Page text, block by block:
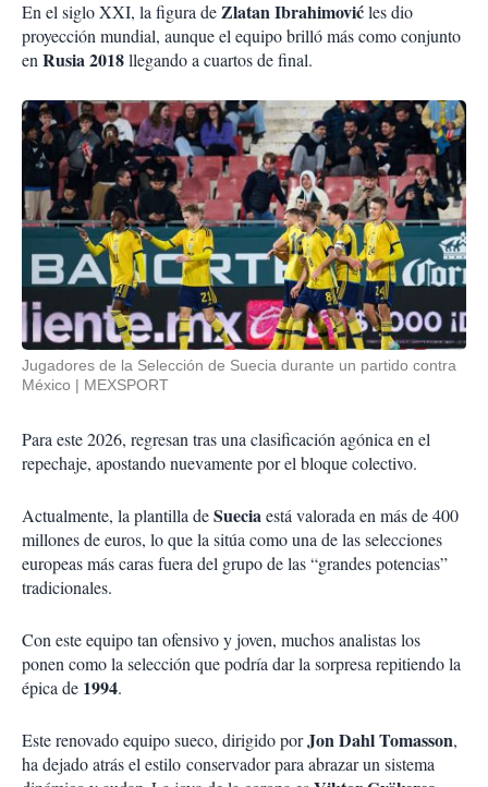
En el siglo XXI, la figura deZlatan Ibrahimovićles dio
proyección mundial, aunque el equipo brilló más como conjunto
enRusia 2018llegando a cuartos de final.
Jugadores de la Selección de Suecia durante un partido contra
México
MEXSPORT
Para este 2026, regresan tras una clasificación agónica en el
repechaje, apostando nuevamente por el bloque colectivo.
Actualmente, la plantilla deSueciaestá valorada en más de 400
millones de euros, lo que la sitúa como una de las selecciones
europeas más caras fuera del grupo de las “grandes potencias”
tradicionales.
Con este equipo tan ofensivo y joven, muchos analistas los
ponen como la selección que podría dar la sorpresa repitiendo la
épica de 1994.
Este renovado equipo sueco, dirigido porJon Dahl Tomasson,
ha dejado atrás el estilo conservador para abrazar un sistema